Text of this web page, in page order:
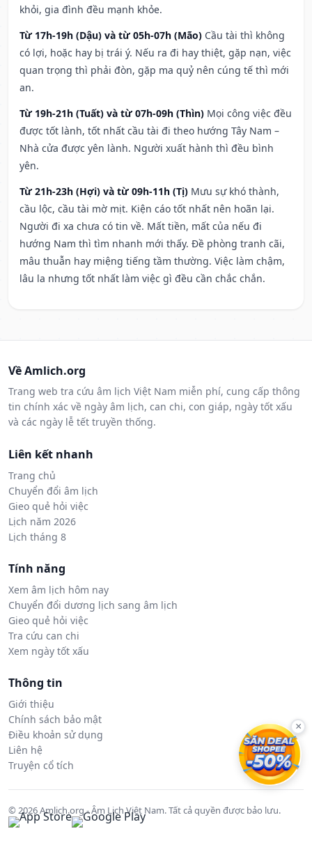
khỏi, gia đình đều mạnh khỏe.
Từ 17h-19h (Dậu) và từ 05h-07h (Mão) Cầu tài thì không
có lợi, hoặc hay bị trái ý. Nếu ra đi hay thiệt, gặp nạn, việc
quan trọng thì phải đòn, gặp ma quỷ nên cúng tế thì mới
an.
Từ 19h-21h (Tuất) và từ 07h-09h (Thìn) Mọi công việc đều
được tốt lành, tốt nhất cầu tài đi theo hướng Tây Nam –
Nhà cửa được yên lành. Người xuất hành thì đều bình
yên.
Từ 21h-23h (Hợi) và từ 09h-11h (Tị) Mưu sự khó thành,
cầu lộc, cầu tài mờ mịt. Kiện cáo tốt nhất nên hoãn lại.
Người đi xa chưa có tin về. Mất tiền, mất của nếu đi
hướng Nam thì tìm nhanh mới thấy. Đề phòng tranh cãi,
mâu thuẫn hay miệng tiếng tầm thường. Việc làm chậm,
lâu la nhưng tốt nhất làm việc gì đều cần chắc chắn.
Về Amlich.org
Trang web tra cứu âm lịch Việt Nam miễn phí, cung cấp thông
tin chính xác về ngày âm lịch, can chi, con giáp, ngày tốt xấu
và các ngày lễ tết truyền thống.
Liên kết nhanh
Trang chủ
Chuyển đổi âm lịch
Gieo quẻ hỏi việc
Lịch năm 2026
Lịch tháng 8
Tính năng
Xem âm lịch hôm nay
Chuyển đổi dương lịch sang âm lịch
Gieo quẻ hỏi việc
Tra cứu can chi
Xem ngày tốt xấu
Thông tin
Giới thiệu
Chính sách bảo mật
Điều khoản sử dụng
Liên hệ
Truyện cổ tích
© 2026 Amlich.org - Âm Lịch Việt Nam. Tất cả quyền được bảo lưu.
×